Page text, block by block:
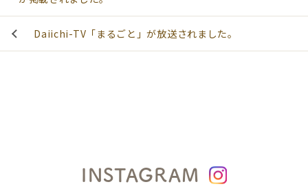
Daiichi-TV「まるごと」が放送されました。
INSTAGRAM